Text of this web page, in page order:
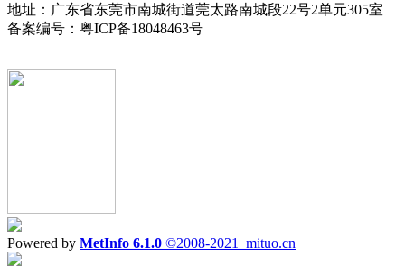
地址：广东省东莞市南城街道莞太路南城段22号2单元305室
备案编号：粤ICP备18048463号
Powered by MetInfo 6.1.0 ©2008-2021 mituo.cn